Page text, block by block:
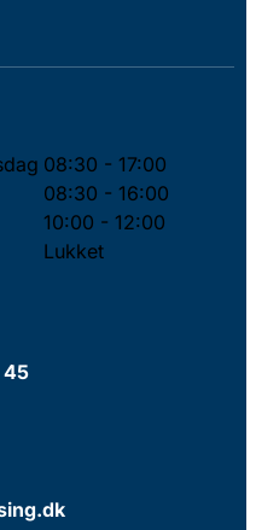
08:30 - 17:00
08:30 - 16:00
10:00 - 12:00
Lukket
45